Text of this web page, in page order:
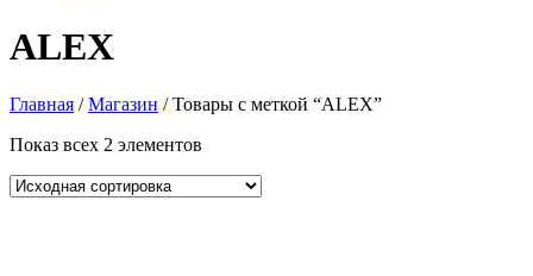
ALEX
Главная /Магазин / Товары с меткой “ALEX”
Показ всех 2 элементов